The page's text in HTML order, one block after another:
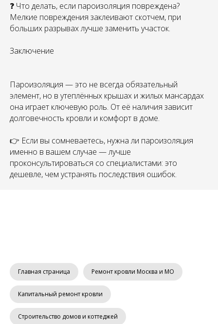
❓ Что делать, если пароизоляция повреждена?
Мелкие повреждения заклеивают скотчем, при
больших разрывах лучше заменить участок.
Заключение
Пароизоляция — это не всегда обязательный
элемент, но в утеплённых крышах и жилых мансардах
она играет ключевую роль. От её наличия зависит
долговечность кровли и комфорт в доме.
👉 Если вы сомневаетесь, нужна ли пароизоляция
именно в вашем случае — лучше
проконсультироваться со специалистами: это
дешевле, чем устранять последствия ошибок.
Главная страница Ремонт кровли Москва и МО
Капитальный ремонт кровли
Строительство домов и коттеджей